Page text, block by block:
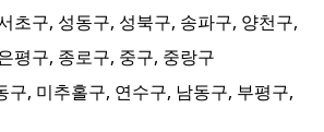
초구, 성동구, 성북구, 송파구, 양천구,
평구, 종로구, 중구, 중랑구
구, 미추홀구, 연수구, 남동구, 부평구,